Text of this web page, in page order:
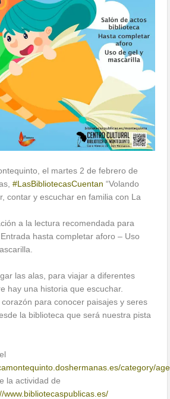
el martes 2 de febrero de
#LasBibliotecasCuentan “Volando
contar y escuchar en familia con La
a la lectura recomendada para
hasta completar aforo – Uso
las alas, para viajar a diferentes
hay una historia que escuchar.
para conocer paisajes y seres
la biblioteca que será nuestra pista
category/
la actividad de
www.bibliotecaspublicas.es/